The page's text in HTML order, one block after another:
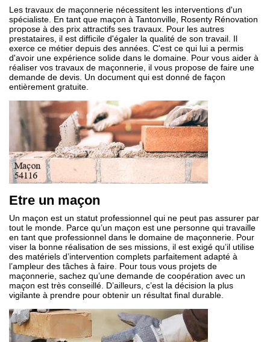
Les travaux de maçonnerie nécessitent les interventions d'un
spécialiste. En tant que maçon à Tantonville, Rosenty Rénovation
propose à des prix attractifs ses travaux. Pour les autres
prestataires, il est difficile d'égaler la qualité de son travail. Il
exerce ce métier depuis des années. C'est ce qui lui a permis
d'avoir une expérience solide dans le domaine. Pour vous aider à
réaliser vos travaux de maçonnerie, il vous propose de faire une
demande de devis. Un document qui est donné de façon
entièrement gratuite.
Etre un maçon
Un maçon est un statut professionnel qui ne peut pas assurer par
tout le monde. Parce qu’un maçon est une personne qui travaille
en tant que professionnel dans le domaine de maçonnerie. Pour
viser la bonne réalisation de ses missions, il est exigé qu’il utilise
des matériels d’intervention complets parfaitement adapté à
l’ampleur des tâches à faire. Pour tous vous projets de
maçonnerie, sachez qu’une demande de coopération avec un
maçon est très conseillé. D’ailleurs, c’est la décision la plus
vigilante à prendre pour obtenir un résultat final durable.